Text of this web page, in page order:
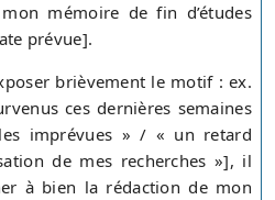
mémoire de fin d’études
prévue].
brièvement le motif : ex.
ces dernières semaines
imprévues » / « un retard
de mes recherches »], il
à bien la rédaction de mon